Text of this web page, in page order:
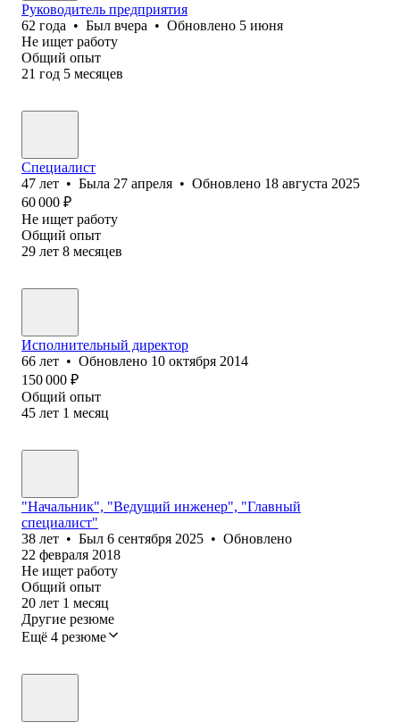
Руководитель предприятия
62 года • Был вчера • Обновлено 5 июня
Не ищет работу
Общий опыт
21 год 5 месяцев
Специалист
47 лет • Была 27 апреля • Обновлено 18 августа 2025
60 000 ₽
Не ищет работу
Общий опыт
29 лет 8 месяцев
Исполнительный директор
66 лет • Обновлено 10 октября 2014
150 000 ₽
Общий опыт
45 лет 1 месяц
"Начальник", "Ведущий инженер", "Главный
специалист"
38 лет • Был 6 сентября 2025 • Обновлено
22 февраля 2018
Не ищет работу
Общий опыт
20 лет 1 месяц
Другие резюме
Ещё 4 резюме